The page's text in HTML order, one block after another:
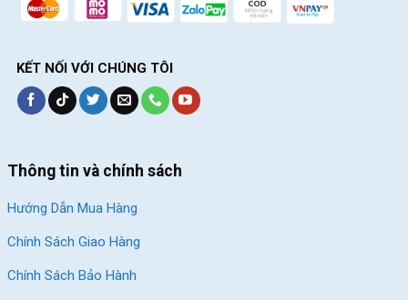
trọng lượng nhẹ nhất và độ cứng rất cao. Thường xuất hiện ở
các dòng xe MTB cao cấp
Đa số những người chơi xe MTB chuyên đều thích carbon UD, vì
nó nhẹ và phản hồi lực tốt.
Cấu trúc khung carbon và khả năng chịu lực trên địa hình
nhiệt độ cao.
KẾT NỐI VỚI CHÚNG TÔI
Thông tin và chính sách
Hướng Dẫn Mua Hàng
Chính Sách Giao Hàng
Chính Sách Bảo Hành